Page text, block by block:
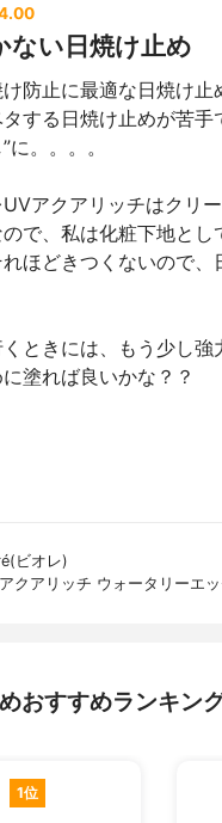
ない日焼け止め
防止に最適な日焼け止
する日焼け止めが苦
に。。。。
アクアリッチはクリ
で、私は化粧下地とし
ほどきつくないので
ときには、もう少し強
塗れば良いかな？？
ビオレ)
クアリッチ ウォータリーエ
おすすめランキン
1位